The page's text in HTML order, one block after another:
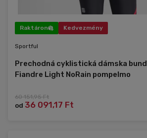
Raktáron Kedvezmény
Sportful
Prechodná cyklistická dámska
Fiandre Light NoRain pompelmo
60 151,95 Ft
od 36 091,17 Ft